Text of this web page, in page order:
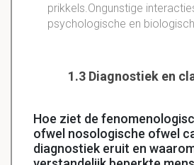
prikkels.Ongunstige
psychologische en
1.3 Diagnostiek en
Hoe ziet de
ofwel nosologische ofwel
diagnostiek eruit en